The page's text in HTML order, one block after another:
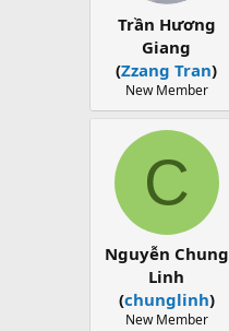
Trần Hương
Giang
(Zzang Tran)
New Member
C
Nguyễn Chung
Linh
(chunglinh)
New Member